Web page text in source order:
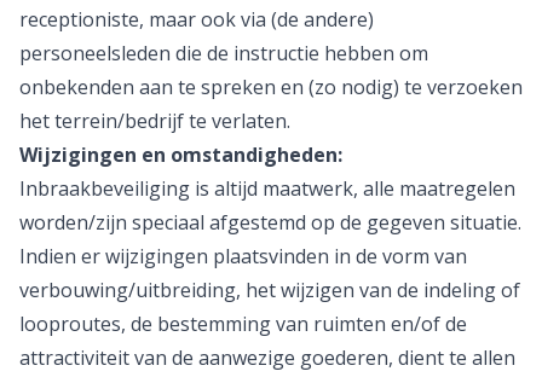
receptioniste, maar ook via (de andere)
personeelsleden die de instructie hebben om
onbekenden aan te spreken en (zo nodig) te verzoeken
het terrein/bedrijf te verlaten.
Wijzigingen en omstandigheden:
Inbraakbeveiliging is altijd maatwerk, alle maatregelen
worden/zijn speciaal afgestemd op de gegeven situatie.
Indien er wijzigingen plaatsvinden in de vorm van
verbouwing/uitbreiding, het wijzigen van de indeling of
looproutes, de bestemming van ruimten en/of de
attractiviteit van de aanwezige goederen, dient te allen